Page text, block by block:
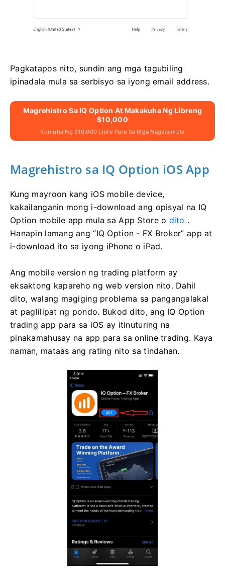
Pagkatapos nito, sundin ang mga tagubiling
ipinadala mula sa serbisyo sa iyong email address.
Magrehistro Sa IQ Option At Makakuha Ng Libreng
$10,000
Kumuha Ng $10,000 Libre Para Sa Mga Nagsisimula
Magrehistro sa IQ Option iOS App
Kung mayroon kang iOS mobile device,
kakailanganin mong i-download ang opisyal na IQ
Option mobile app mula sa App Store o dito .
Hanapin lamang ang “IQ Option - FX Broker” app at
i-download ito sa iyong iPhone o iPad.
Ang mobile version ng trading platform ay
eksaktong kapareho ng web version nito. Dahil
dito, walang magiging problema sa pangangalakal
at paglilipat ng pondo. Bukod dito, ang IQ Option
trading app para sa iOS ay itinuturing na
pinakamahusay na app para sa online trading. Kaya
naman, mataas ang rating nito sa tindahan.